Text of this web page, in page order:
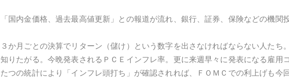
「国内金価格、過去最高値更新」との報道が流れ、銀行、証券、保険などの機
３か月ごとの決算でリターン（儲け）という数字を出さなければならない人た
知りたがる。今晩発表されるＰＣＥインフレ率。更に来週早々に発表になる雇
たつの統計により「インフレ頭打ち」が確認されれば、ＦＯＭＣでの利上げも今